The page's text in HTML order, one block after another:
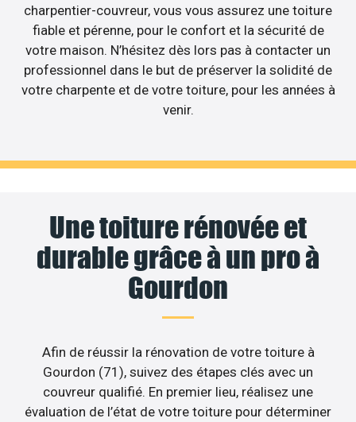
charpentier-couvreur, vous vous assurez une toiture
fiable et pérenne, pour le confort et la sécurité de
votre maison. N’hésitez dès lors pas à contacter un
professionnel dans le but de préserver la solidité de
votre charpente et de votre toiture, pour les années à
venir.
Une toiture rénovée et
durable grâce à un pro à
Gourdon
Afin de réussir la rénovation de votre toiture à
Gourdon (71), suivez des étapes clés avec un
couvreur qualifié. En premier lieu, réalisez une
évaluation de l’état de votre toiture pour déterminer